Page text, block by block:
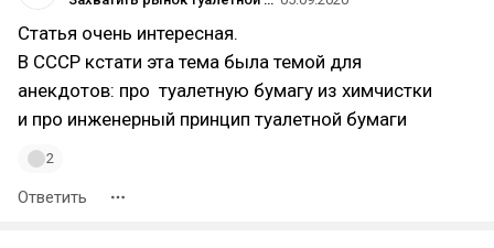
Статья очень интересная.
В СССР кстати эта тема была темой для
анекдотов: про туалетную бумагу из химчистки
и про инженерный принцип туалетной бумаги
2
Ответить